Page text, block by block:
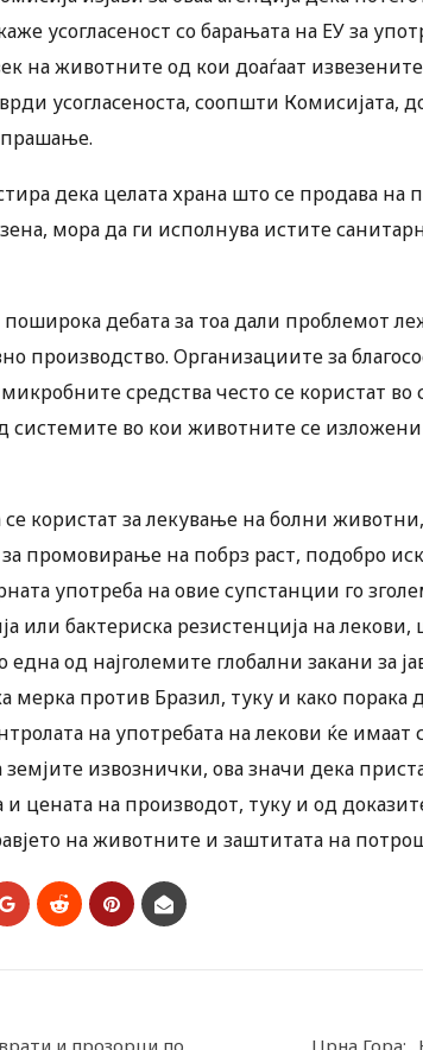
усогласеност со барањата на ЕУ за
на животните од кои доаѓаат
усогласеноста, соопшти Комисијата,
прашање.
дека целата храна што се продава на
мора да ги исполнува истите
поширока дебата за тоа дали проблемот
производство. Организациите за
средства често се користат во
системите во кои животните се
користат за лекување на болни
промовирање на побрз раст, подобро
употреба на овие супстанции го
или бактериска резистенција на лекови,
една од најголемите глобални закани за
мерка против Бразил, туку и како
на употребата на лекови ќе
земјите извознички, ова значи дека
цената на производот, туку и од
на животните и заштитата на
и прозорци по Црна Гора: